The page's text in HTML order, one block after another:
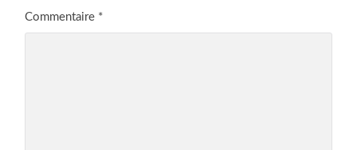
Commentaire *